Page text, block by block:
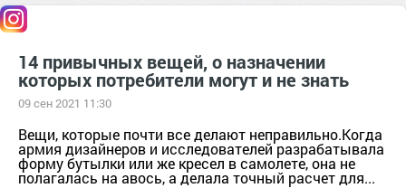
14 привычных вещей, о назначении
которых потребители могут и не знать
09 сен 2021 11:30
Вещи, которые почти все делают неправильно.Когда
армия дизайнеров и исследователей разрабатывала
форму бутылки или же кресел в самолете, она не
полагалась на авось, а делала точный расчет для...